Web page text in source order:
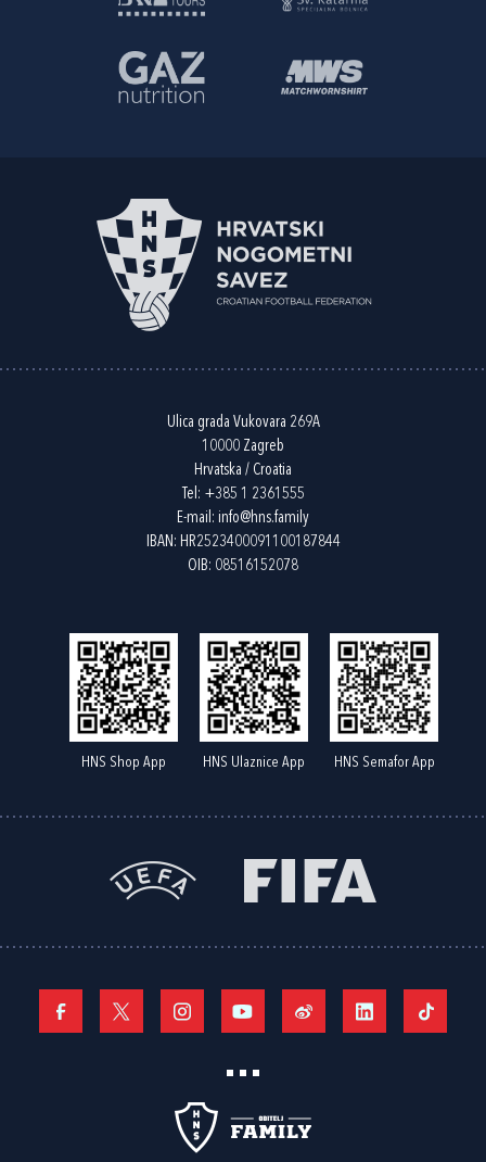
Ulica grada Vukovara 269A
10000 Zagreb
Hrvatska / Croatia
Tel: +385 1 2361555
E-mail: info@hns.family
IBAN: HR2523400091100187844
OIB: 08516152078
HNS Shop App HNS Ulaznice App HNS Semafor App